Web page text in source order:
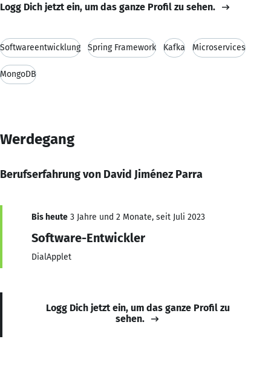
Logg Dich jetzt ein, um das ganze Profil zu sehen.
Softwareentwicklung Spring Framework Kafka Microservices
MongoDB
Werdegang
Berufserfahrung von David Jiménez Parra
Bis heute 3 Jahre und 2 Monate, seit Juli 2023
Software-Entwickler
DialApplet
Logg Dich jetzt ein, um das ganze Profil zu
sehen.